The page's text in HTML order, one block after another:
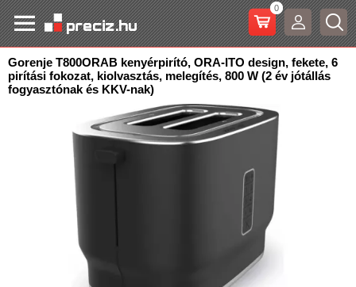
0
Gorenje T800ORAB kenyérpirító, ORA-ITO design, fekete, 6
pirítási fokozat, kiolvasztás, melegítés, 800 W (2 év jótállás
fogyasztónak és KKV-nak)